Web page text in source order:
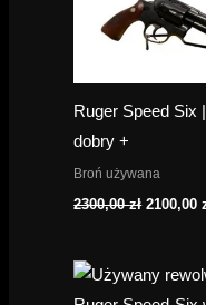
Ruger Speed Six
dobry +
Broń używana
2300,00zł 2100,00